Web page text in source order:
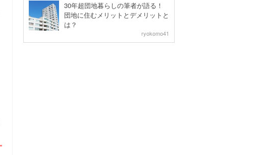
30年超団地暮らしの筆者が語る！
団地に住むメリットとデメリットと
は？
ryokomo41